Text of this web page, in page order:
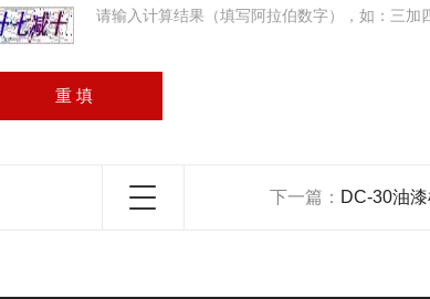
请输入计算结果（填写阿拉伯数字），如：三加
下一篇： DC-30油